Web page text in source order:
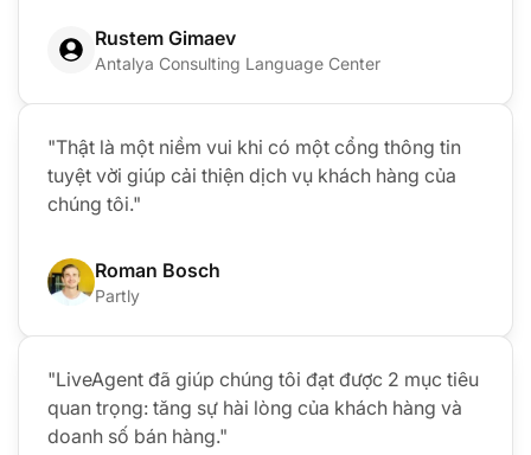
Rustem Gimaev
Antalya Consulting Language Center
"Thật là một niềm vui khi có một cổng thông tin
tuyệt vời giúp cải thiện dịch vụ khách hàng của
chúng tôi."
Roman Bosch
Partly
"LiveAgent đã giúp chúng tôi đạt được 2 mục tiêu
quan trọng: tăng sự hài lòng của khách hàng và
doanh số bán hàng."